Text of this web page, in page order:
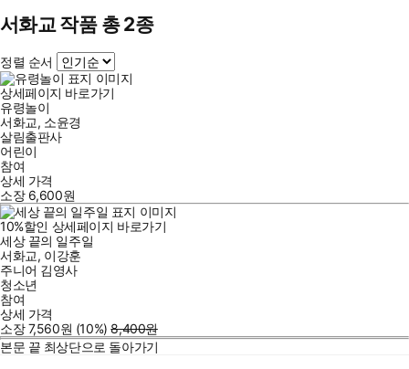
서화교 작품 총 2종
정렬 순서
상세페이지 바로가기
유령놀이
서화교, 소윤경
살림출판사
어린이
참여
상세 가격
소장 6,600원
10%할인 상세페이지 바로가기
세상 끝의 일주일
서화교, 이강훈
주니어 김영사
청소년
참여
상세 가격
소장7,560원 (10%) 8,400원
본문 끝 최상단으로 돌아가기